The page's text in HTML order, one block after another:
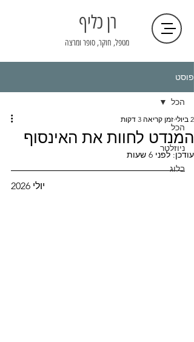
רן כליף
מטפל, חוקר, סופר ומרצה
פוסט
הכל
ניוזלטר
בלוג
הכל
המנדט לחוות את האינסוף
2 ביולי זמן קריאה 3 דקות
עודכן:לפני 6 שעות
יולי 2026